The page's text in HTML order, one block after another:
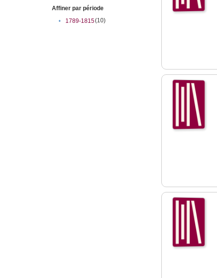
Affiner par période
•
1789-1815(10)